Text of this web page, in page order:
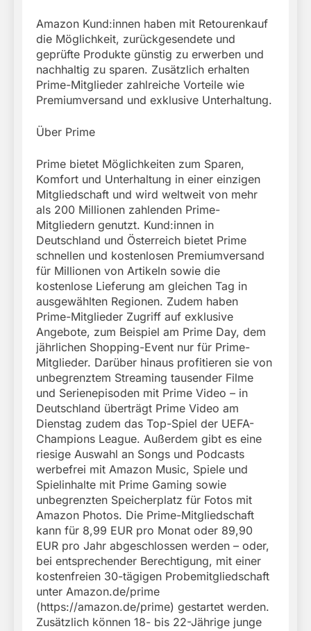
Amazon Kund:innen haben mit Retourenkauf
die Möglichkeit, zurückgesendete und
geprüfte Produkte günstig zu erwerben und
nachhaltig zu sparen. Zusätzlich erhalten
Prime-Mitglieder zahlreiche Vorteile wie
Premiumversand und exklusive Unterhaltung.
Über Prime
Prime bietet Möglichkeiten zum Sparen,
Komfort und Unterhaltung in einer einzigen
Mitgliedschaft und wird weltweit von mehr
als 200 Millionen zahlenden Prime-
Mitgliedern genutzt. Kund:innen in
Deutschland und Österreich bietet Prime
schnellen und kostenlosen Premiumversand
für Millionen von Artikeln sowie die
kostenlose Lieferung am gleichen Tag in
ausgewählten Regionen. Zudem haben
Prime-Mitglieder Zugriff auf exklusive
Angebote, zum Beispiel am Prime Day, dem
jährlichen Shopping-Event nur für Prime-
Mitglieder. Darüber hinaus profitieren sie von
unbegrenztem Streaming tausender Filme
und Serienepisoden mit Prime Video – in
Deutschland überträgt Prime Video am
Dienstag zudem das Top-Spiel der UEFA-
Champions League. Außerdem gibt es eine
riesige Auswahl an Songs und Podcasts
werbefrei mit Amazon Music, Spiele und
Spielinhalte mit Prime Gaming sowie
unbegrenzten Speicherplatz für Fotos mit
Amazon Photos. Die Prime-Mitgliedschaft
kann für 8,99 EUR pro Monat oder 89,90
EUR pro Jahr abgeschlossen werden – oder,
bei entsprechender Berechtigung, mit einer
kostenfreien 30-tägigen Probemitgliedschaft
unter Amazon.de/prime
(https://amazon.de/prime) gestartet werden.
Zusätzlich können 18- bis 22-Jährige junge